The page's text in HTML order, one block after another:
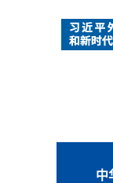
中